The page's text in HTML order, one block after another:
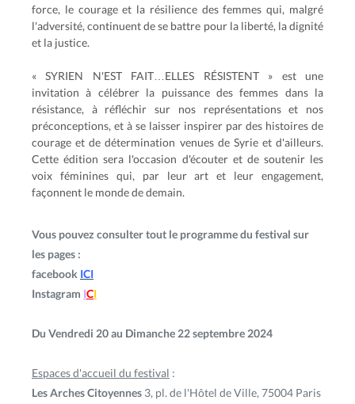
force, le courage et la résilience des femmes qui, malgré
l'adversité, continuent de se battre pour la liberté, la dignité
et la justice.
« SYRIEN N'EST FAIT…ELLES RÉSISTENT » est une
invitation à célébrer la puissance des femmes dans la
résistance, à réfléchir sur nos représentations et nos
préconceptions, et à se laisser inspirer par des histoires de
courage et de détermination venues de Syrie et d'ailleurs.
Cette édition sera l'occasion d'écouter et de soutenir les
voix féminines qui, par leur art et leur engagement,
façonnent le monde de demain.
Vous pouvez consulter tout le programme du festival sur
les pages :
facebook ICI
Instagram ICI
Du Vendredi 20 au Dimanche 22 septembre 2024
Espaces d'accueil du festival :
Les Arches Citoyennes 3, pl. de l'Hôtel de Ville, 75004 Paris